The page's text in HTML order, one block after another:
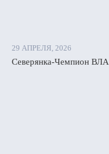
29 АПРЕЛЯ, 2026
Северянка-Чемпион ВЛА